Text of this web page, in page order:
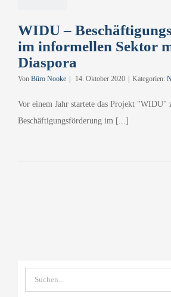
WIDU –
im informellen Sektor
Diaspora
Von Büro Nooke 14. Oktober 2020 Kategorien:
Vor einem Jahr startete das Projekt "WIDU"
Beschäftigungsförderung im [...]
Suche
nach: